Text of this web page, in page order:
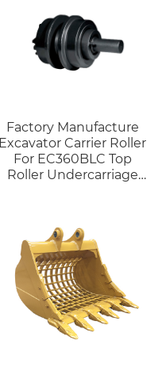
Factory Manufacture
Excavator Carrier Roller
For EC360BLC Top
Roller Undercarriage
Excavator Bottom
Roller